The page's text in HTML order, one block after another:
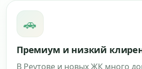
🚗
Премиум и низкий
В Реутове и новых ЖК много